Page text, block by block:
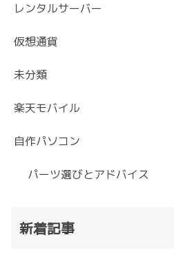
レンタルサーバー
仮想通貨
未分類
楽天モバイル
自作パソコン
パーツ選びとアドバイス
新着記事